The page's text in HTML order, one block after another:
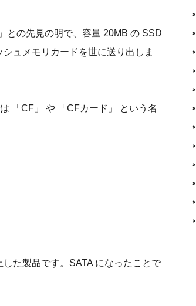
との先見の明で、容量 20MB の SSD
ュメモリカードを世に送り出しま
「CF」 や 「CFカード」 という名
た製品です。SATA になったことで